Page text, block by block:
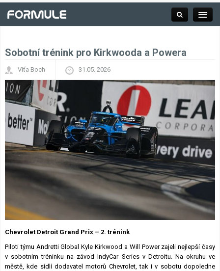
Kalendář F1
Výsledky F1
Týmy a jezdci F1
Okruhy F1
Sobotní trénink pro Kirkwooda a Powera
Víťa Boch 31.05. 2026
Chevrolet Detroit Grand Prix – 2. trénink
Piloti týmu Andretti Global Kyle Kirkwood a Will Power zajeli nejlepší časy
v sobotním tréninku na závod IndyCar Series v Detroitu. Na okruhu ve
městě, kde sídlí dodavatel motorů Chevrolet, tak i v sobotu dopoledne